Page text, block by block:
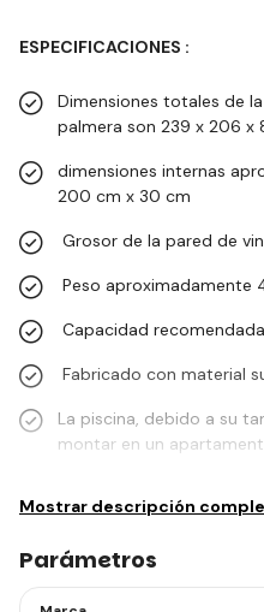
ESPECIFICACIONES :
Dimensiones totales de
palmera son 239 x 206 x
dimensiones internas
200 cm x 30 cm
Grosor de la pared de
Peso aproximadamente
Capacidad
Fabricado con material
La piscina, debido a su
montar en un
Mostrar descripción
Parámetros